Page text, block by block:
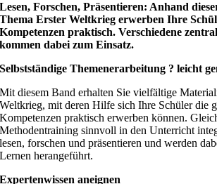
Lesen, Forschen, Präsentieren: Anhand
Thema Erster Weltkrieg erwerben Ihre
Kompetenzen praktisch. Verschiedene
kommen dabei zum Einsatz.
Selbstständige Themenerarbeitung ? leicht
Mit diesem Band erhalten Sie vielfältige
Weltkrieg, mit deren Hilfe sich Ihre Schüler die
Kompetenzen praktisch erwerben können.
Methodentraining sinnvoll in den Unterricht
lesen, forschen und präsentieren und werden
Lernen herangeführt.
Expertenwissen aneignen